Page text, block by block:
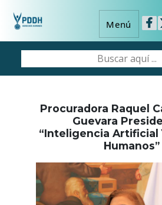
Menú
Procuradora Raquel
Guevara
“Inteligencia Artificial
Humanos”